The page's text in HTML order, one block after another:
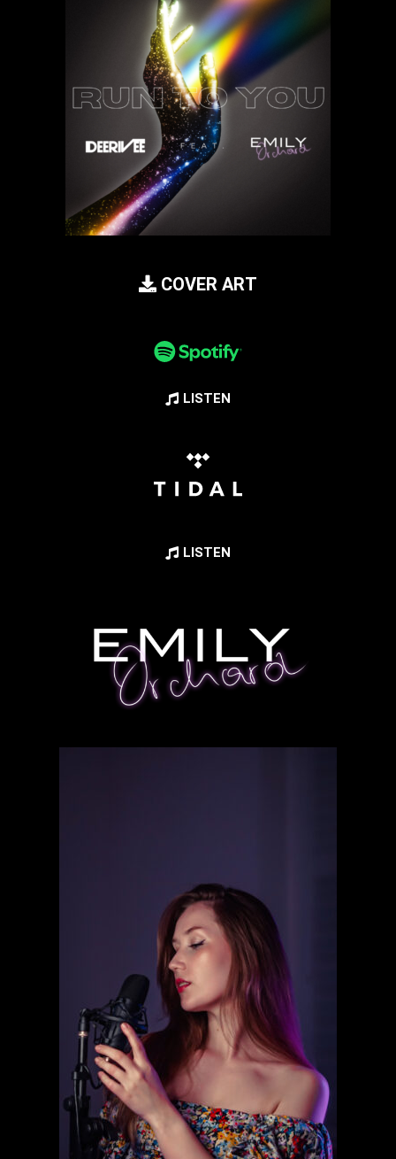
COVER ART
LISTEN
LISTEN